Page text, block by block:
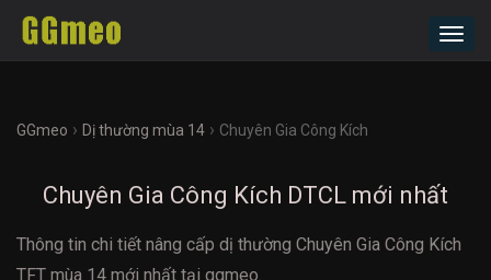
GGmeo › Dị thường mùa 14 › Chuyên Gia Công Kích
Chuyên Gia Công Kích DTCL mới nhất
Thông tin chi tiết nâng cấp dị thường Chuyên Gia Công Kích
TFT mùa 14 mới nhất tại ggmeo.